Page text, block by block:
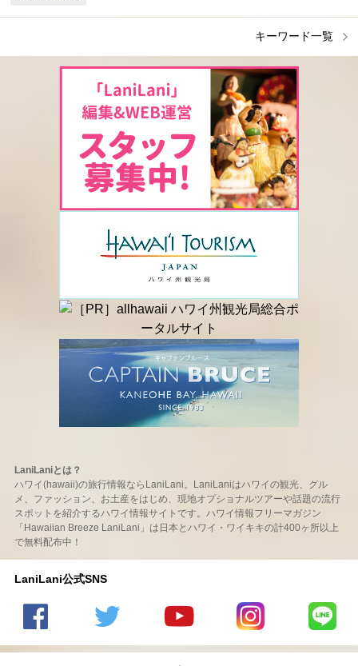
キーワード一覧
LaniLaniとは？
ハワイ(hawaii)の旅行情報ならLaniLani。LaniLaniはハワイの観光、グル
メ、ファッション、お土産をはじめ、現地オプショナルツアーや話題の流行
スポットを紹介するハワイ情報サイトです。ハワイ情報フリーマガジン
「Hawaiian Breeze LaniLani」は日本とハワイ・ワイキキの計400ヶ所以上
で無料配布中！
LaniLani公式SNS
の
のtwitter
の
LaniLani
LaniLani